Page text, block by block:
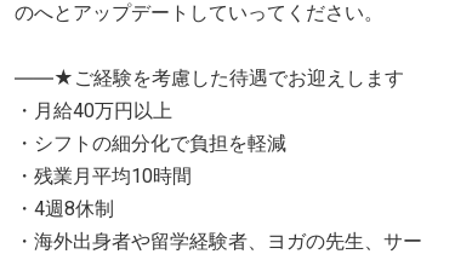
のへとアップデートしていってください。
――★ご経験を考慮した待遇でお迎えします
・月給40万円以上
・シフトの細分化で負担を軽減
・残業月平均10時間
・4週8休制
・海外出身者や留学経験者、ヨガの先生、サー